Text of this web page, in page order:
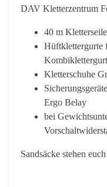
DAV Kletterzentrum
40 m
Hüftklettergurte
Kletterschuhe
Ergo Belay
bei
Sandsäcke stehen